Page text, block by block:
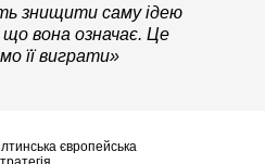
знищити саму ідею
вона означає. Це
її виграти»
європейська